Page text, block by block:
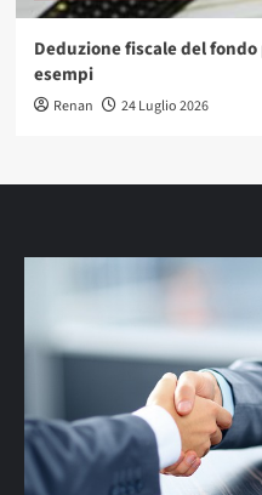
Deduzione fiscale del
esempi
Renan 24 Luglio 2026